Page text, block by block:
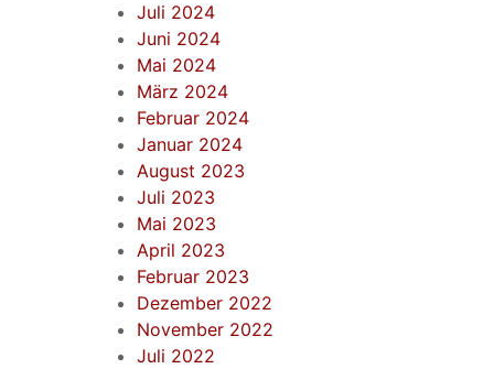
Juli 2024
Juni 2024
Mai 2024
März 2024
Februar 2024
Januar 2024
August 2023
Juli 2023
Mai 2023
April 2023
Februar 2023
Dezember 2022
November 2022
Juli 2022